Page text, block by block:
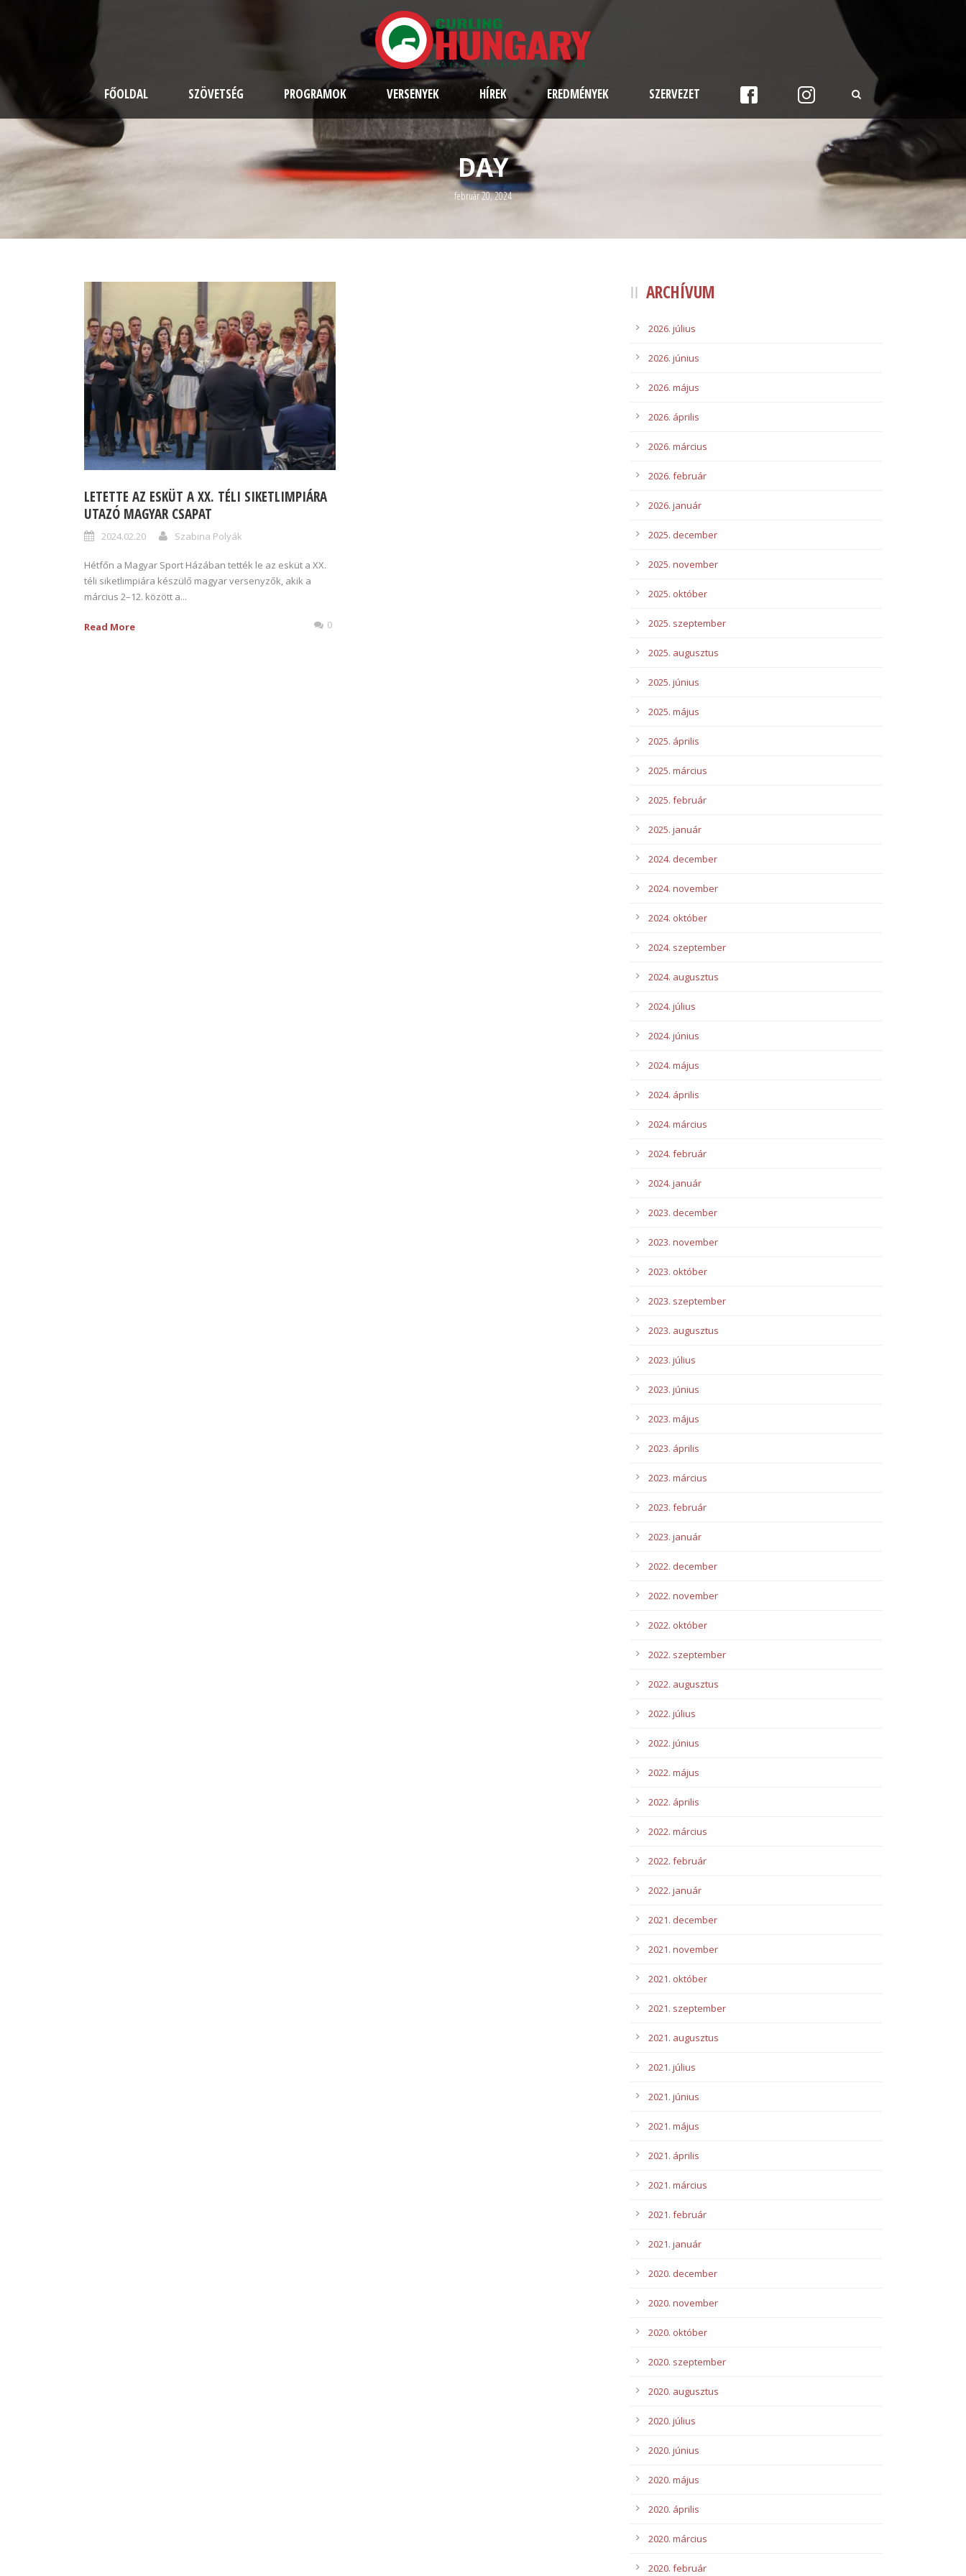
FŐOLDAL SZÖVETSÉG PROGRAMOK VERSENYEK HÍREK EREDMÉNYEK SZERVEZET
DAY
február 20, 2024
LETETTE AZ ESKÜT A XX. TÉLI SIKETLIMPIÁRA
UTAZÓ MAGYAR CSAPAT
2024.02.20 Szabina Polyák
Hétfőn a Magyar Sport Házában tették le az esküt a XX.
téli siketlimpiára készülő magyar versenyzők, akik a
március 2–12. között a...
Read More 0
ARCHÍVUM
2026. július
2026. június
2026. május
2026. április
2026. március
2026. február
2026. január
2025. december
2025. november
2025. október
2025. szeptember
2025. augusztus
2025. június
2025. május
2025. április
2025. március
2025. február
2025. január
2024. december
2024. november
2024. október
2024. szeptember
2024. augusztus
2024. július
2024. június
2024. május
2024. április
2024. március
2024. február
2024. január
2023. december
2023. november
2023. október
2023. szeptember
2023. augusztus
2023. július
2023. június
2023. május
2023. április
2023. március
2023. február
2023. január
2022. december
2022. november
2022. október
2022. szeptember
2022. augusztus
2022. július
2022. június
2022. május
2022. április
2022. március
2022. február
2022. január
2021. december
2021. november
2021. október
2021. szeptember
2021. augusztus
2021. július
2021. június
2021. május
2021. április
2021. március
2021. február
2021. január
2020. december
2020. november
2020. október
2020. szeptember
2020. augusztus
2020. július
2020. június
2020. május
2020. április
2020. március
2020. február